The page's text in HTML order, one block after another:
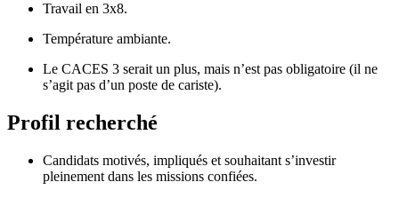
Travail en 3x8.
Température ambiante.
Le CACES 3 serait un plus, mais n’est pas obligatoire (il ne
s’agit pas d’un poste de cariste).
Profil recherché
Candidats motivés, impliqués et souhaitant s’investir
pleinement dans les missions confiées.